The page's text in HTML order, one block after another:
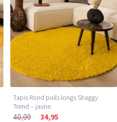
Tapis Rond poils longs Shaggy
Trend – jaune
40,00 34,95